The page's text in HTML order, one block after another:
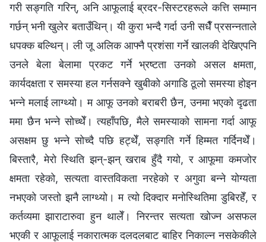
गरी सङ्गति गरिन्, अनि आफूलाई ब्रदर-सिस्टरहरूले कत्ति सम्मान
गर्छन् भनी खुलेर बताउँथिन्। यी कुरा भन्दै गर्दा उनी सधैँ प्रसन्नताले
धपक्क बल्थिन्। ली जू अलिक आफ्नै प्रशंसा गर्ने खालकी देखिएपनि
उनले बेला बेलामा प्रकट गर्ने भ्रष्टता उनको असल क्षमता,
कार्यदक्षता र समस्या हल गर्नसक्ने खुबीको अगाडि ठूलो समस्या होइन
भन्ने मलाई लाग्थ्यो। म आफू उनको बराबरी छैन, उनमा भएको दृढता
ममा छैन भन्ने सोच्थेँ। त्यहाँपछि, मैले समस्याको सामना गर्दा आफू
असक्षम छु भन्ने सोच्दै पछि हट्थेँ, सङ्गति गर्ने हिम्मत गर्दिनथेँ।
बिस्तारै, मेरो स्थिति झन्-झन् खराब हुँदै गयो, र आफूमा कमजोर
क्षमता रहेको, सत्यता वास्तविकता नरहेको र अगुवा बन्ने योग्यता
नभएको जस्तो झनै लाग्थ्यो। म त्यो दिक्दार मनोस्थितिमा डुबिरहेँ, र
कर्तव्यमा झाराटारुवा हुन थालेँ। निरन्तर सत्यता खोज्न असफल
भएकी र आफूलाई नकारात्मक दलदलबाट बाहिर निकाल्न नसकेकीले